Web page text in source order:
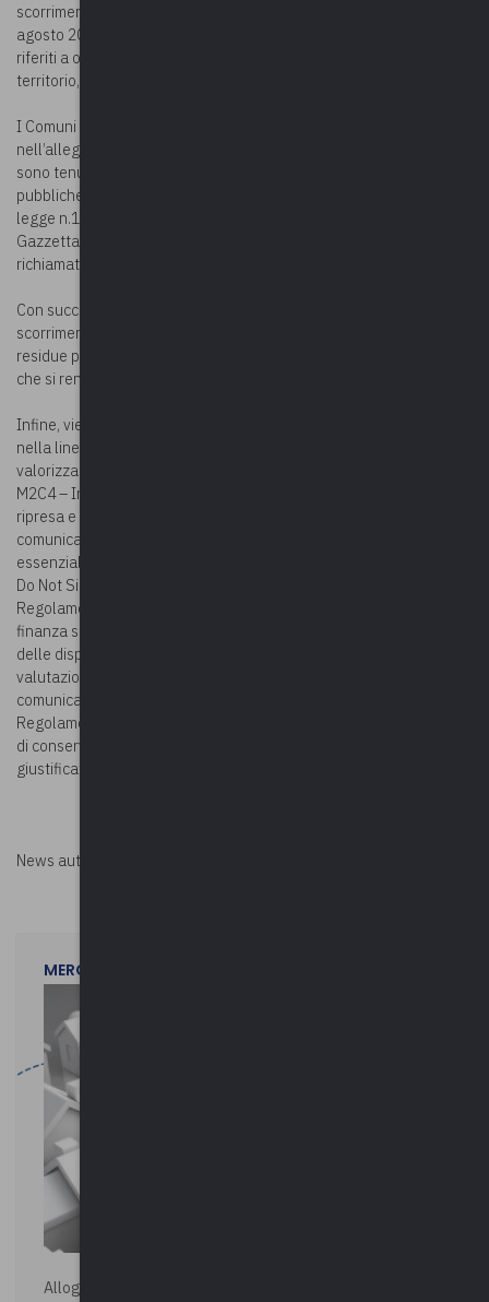
scorrimento della graduatoria di cui all’allegato 2 del decreto 25
agosto 2021, contributi pari a euro 1.696.722.093,37 per interventi
riferiti a opere pubbliche di messa in sicurezza degli edifici e del
territorio, ai sensi del comma 139 del medesimo articolo 1.
I Comuni beneficiari del contributo, così come individuati
nell’allegato A che costituisce parte integrante del citato decreto,
sono tenuti ad affidare i lavori per la realizzazione delle opere
pubbliche entro i termini previsti dall’articolo 1, comma 143, della
legge n.145 del 2018 a decorrere dalla data di pubblicazione sulla
Gazzetta Ufficiale della Repubblica Italiana dell’avviso del
richiamato decreto dell’8 novembre 2021.
Con successivo provvedimento si procederà all’ulteriore
scorrimento della graduatoria, al fine di assegnare le risorse
residue per l’anno 2022, pari a 52.394.933,02 euro, nonché quelle
che si rendono disponibili in seguito a rinunce e/o revoche.
Infine, viene precisato che poiché i citati contributi sono confluiti
nella linea progettuale “Interventi per la resilienza, la
valorizzazione del territorio e l’eﬃcienza energetica dei Comuni –
M2C4 – Investimento 2.2” nell’ambito del Piano nazionale di
ripresa e resilienza (PNRR), con successivi provvedimenti e/o
comunicati verranno fornite apposite istruzioni circa i contenuti
essenziali della documentazione di gara per il rispetto del principio
Do Not Significant Harm-DNSH previsto dall’articolo 17 del
Regolamento UE 2020/852 – sistema di “Tassonomia per la
finanza sostenibile” ed ogni altro elemento utile per il rispetto
delle disposizioni riportate nel PNRR per la gestione, controllo e
valutazione della misura, ivi inclusi gli obblighi in materia di
comunicazione e informazione previsti dall’articolo 34 del
Regolamento (UE) 2021/241, nonché gli obblighi di monitoraggio e
di conservazione di tutti gli atti e la relativa documentazione
giustificativa su supporti informatici.
News autorizzata da
MERCOLEDì 29 LUGLIO 2026
Alloggi di Edilizia Residenziale Pubblica - Vendita all'asta